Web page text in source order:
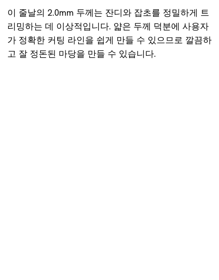
이 줄날의 2.0mm 두께는 잔디와 잡초를 정밀하게 트
리밍하는 데 이상적입니다. 얇은 두께 덕분에 사용자
가 정확한 커팅 라인을 쉽게 만들 수 있으므로 깔끔하
고 잘 정돈된 마당을 만들 수 있습니다.